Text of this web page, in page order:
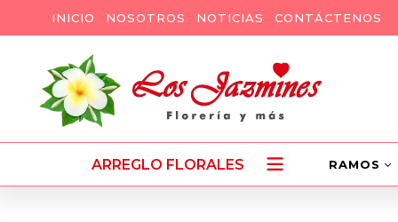
INICIO NOSOTROS NOTICIAS CONTÁCTENOS
ARREGLO FLORALES RAMOS